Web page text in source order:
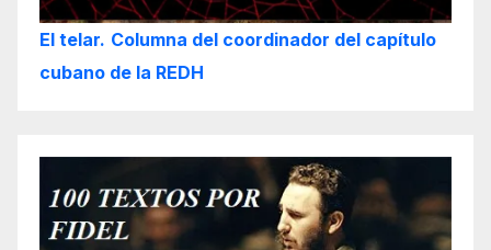
El telar. Columna del coordinador del capítulo
cubano de la REDH